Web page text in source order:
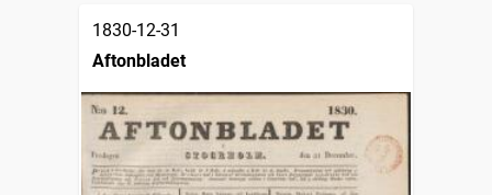
1830-12-31
Aftonbladet